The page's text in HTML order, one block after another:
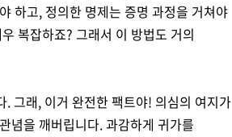
하고, 정의한 명제는 증명 과정을 거쳐야
복잡하죠? 그래서 이 방법도 거의
그래, 이거 완전한 팩트야! 의심의 여지가
념을 깨버립니다. 과감하게 귀가를